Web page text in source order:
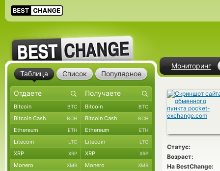
Мониторинг
Статус:
Возраст:
На BestChange:
Таблица Список Популярное
Bitcoin BTC Bitcoin BTC
Bitcoin Cash BCH Bitcoin Cash BCH
Ethereum ETH Ethereum ETH
Litecoin LTC Litecoin LTC
XRP XRP XRP XRP
Monero XMR Monero XMR